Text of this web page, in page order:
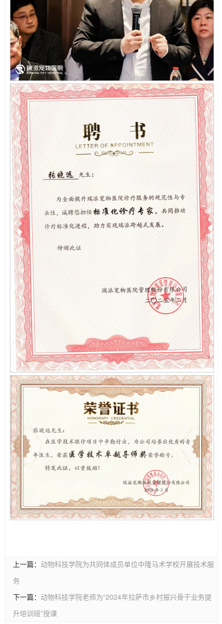
上一篇： 动物科技学院为共同体成员单位中隆马术学校开展技术服
务
下一篇： 动物科技学院老师为“2024年拉萨市乡村振兴骨干业务提
升培训班”授课